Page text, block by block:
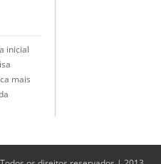
inicial
mais